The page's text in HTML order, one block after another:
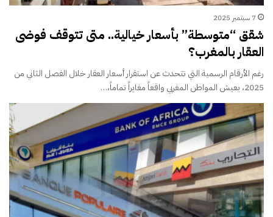
7 سبتمبر 2025
شقق “متوسطة” بأسعار خيالية.. متى تتوقف فوضى
العقار بالمغرب؟
رغم الأرقام الرسمية التي تتحدث عن استقرار أسعار العقار خلال الفصل الثاني من
2025، يعيش المواطن المغربي واقعاً مغايراً تماماً،…